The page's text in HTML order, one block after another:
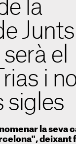
la
el
i
sigles
la seva
deixant